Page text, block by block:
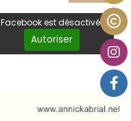
Facebook est désactivé.
Autoriser